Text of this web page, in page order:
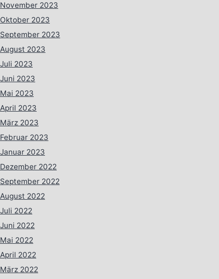
November 2023
Oktober 2023
September 2023
August 2023
Juli 2023
Juni 2023
Mai 2023
April 2023
März 2023
Februar 2023
Januar 2023
Dezember 2022
September 2022
August 2022
Juli 2022
Juni 2022
Mai 2022
April 2022
März 2022